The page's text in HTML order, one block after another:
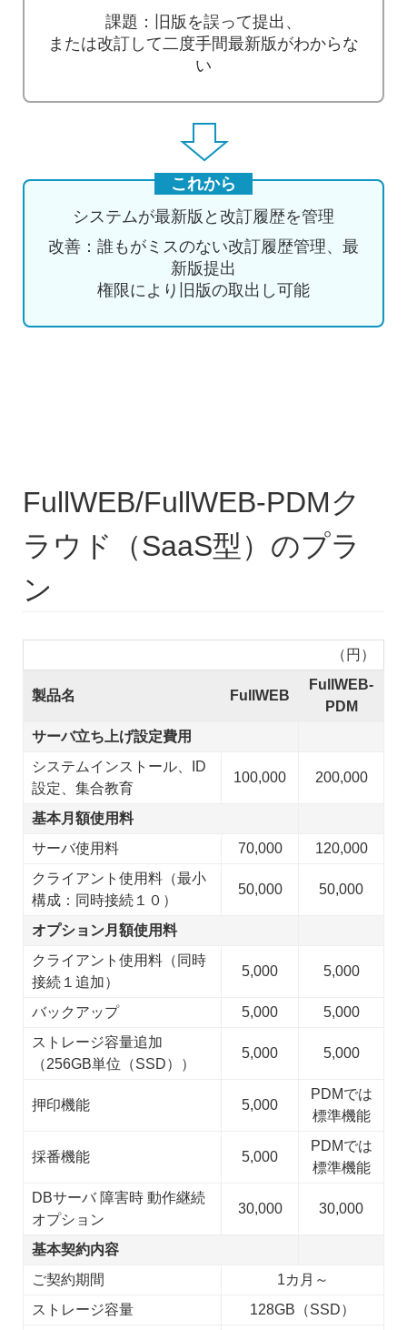
課題：旧版を誤って提出、
または改訂して二度手間最新版がわからな
い
これから
システムが最新版と改訂履歴を管理
改善：誰もがミスのない改訂履歴管理、最
新版提出
権限により旧版の取出し可能
FullWEB/FullWEB-PDMク
ラウド（SaaS型）のプラ
ン
（円）
製品名 FullWEB
FullWEB-
PDM
サーバ立ち上げ設定費用
システムインストール、ID
設定、集合教育
100,000 200,000
基本月額使用料
サーバ使用料
70,000
120,000
クライアント使用料（最小
構成：同時接続１０）
50,000 50,000
オプション月額使用料
クライアント使用料（同時
接続１追加）
5,000 5,000
バックアップ 5,000
5,000
ストレージ容量追加
（256GB単位（SSD））
5,000 5,000
押印機能 5,000
PDMでは
標準機能
採番機能 5,000
PDMでは
標準機能
DBサーバ 障害時 動作継続
オプション
30,000 30,000
基本契約内容
ご契約期間
1カ月～
ストレージ容量
128GB（SSD）